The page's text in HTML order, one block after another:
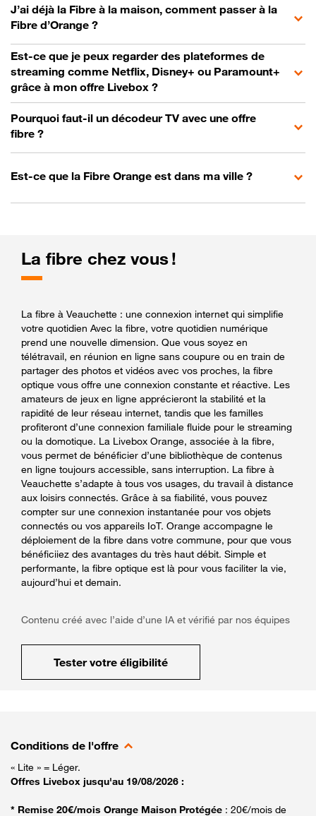
J’ai déjà la Fibre à la maison, comment passer à la
Fibre d’Orange ?
Est-ce que je peux regarder des plateformes de
streaming comme Netflix, Disney+ ou Paramount+
grâce à mon offre Livebox ?
Pourquoi faut-il un décodeur TV avec une offre
fibre ?
Est-ce que la Fibre Orange est dans ma ville ?
La fibre chez vous !
La fibre à Veauchette : une connexion internet qui simplifie
votre quotidien Avec la fibre, votre quotidien numérique
prend une nouvelle dimension. Que vous soyez en
télétravail, en réunion en ligne sans coupure ou en train de
partager des photos et vidéos avec vos proches, la fibre
optique vous offre une connexion constante et réactive. Les
amateurs de jeux en ligne apprécieront la stabilité et la
rapidité de leur réseau internet, tandis que les familles
profiteront d’une connexion familiale fluide pour le streaming
ou la domotique. La Livebox Orange, associée à la fibre,
vous permet de bénéficier d’une bibliothèque de contenus
en ligne toujours accessible, sans interruption. La fibre à
Veauchette s’adapte à tous vos usages, du travail à distance
aux loisirs connectés. Grâce à sa fiabilité, vous pouvez
compter sur une connexion instantanée pour vos objets
connectés ou vos appareils IoT. Orange accompagne le
déploiement de la fibre dans votre commune, pour que vous
bénéficiiez des avantages du très haut débit. Simple et
performante, la fibre optique est là pour vous faciliter la vie,
aujourd’hui et demain.
Contenu créé avec l’aide d’une IA et vérifié par nos équipes
Tester votre éligibilité
Conditions de l'offre
« Lite » = Léger.
Offres Livebox jusqu'au 19/08/2026 :
* Remise 20€/mois Orange Maison Protégée : 20€/mois de